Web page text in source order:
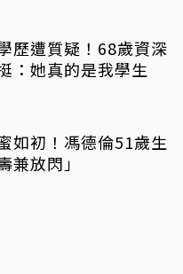
歷遭質疑！68歲資深
：她真的是我學生
如初！馮德倫51歲生
兼放閃」